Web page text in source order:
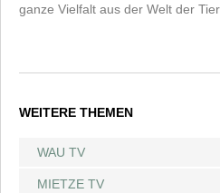
ganze Vielfalt aus der Welt der
WEITERE THEMEN
WAU TV
MIETZE TV